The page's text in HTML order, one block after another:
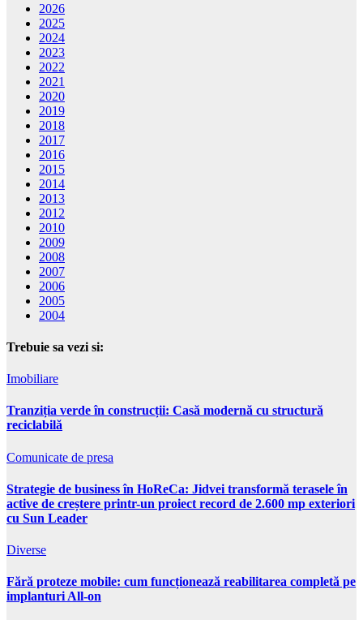
2026
2025
2024
2023
2022
2021
2020
2019
2018
2017
2016
2015
2014
2013
2012
2010
2009
2008
2007
2006
2005
2004
Trebuie sa vezi si:
Imobiliare
Tranziția verde în construcții: Casă modernă cu structură
reciclabilă
Comunicate de presa
Strategie de business în HoReCa: Jidvei transformă terasele în
active de creștere printr-un proiect record de 2.600 mp exteriori
cu Sun Leader
Diverse
Fără proteze mobile: cum funcționează reabilitarea completă pe
implanturi All-on